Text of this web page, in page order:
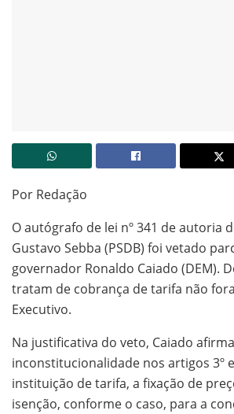
Por Redação
O autógrafo de lei nº 341 de autoria
Gustavo Sebba (PSDB) foi vetado
governador Ronaldo Caiado (DEM).
tratam de cobrança de tarifa não
Executivo.
Na justificativa do veto, Caiado
inconstitucionalidade nos artigos 3º
instituição de tarifa, a fixação de
isenção, conforme o caso, para a